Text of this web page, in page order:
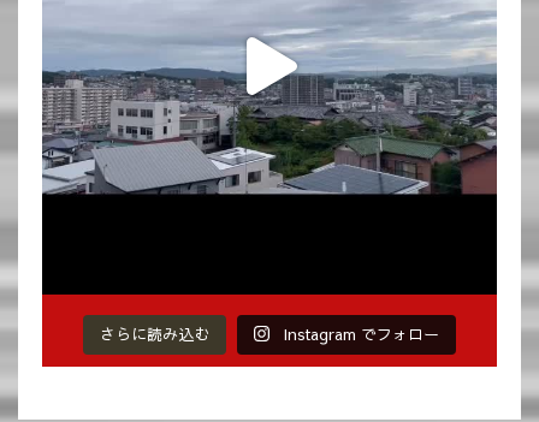
さらに読み込む Instagram でフォロー